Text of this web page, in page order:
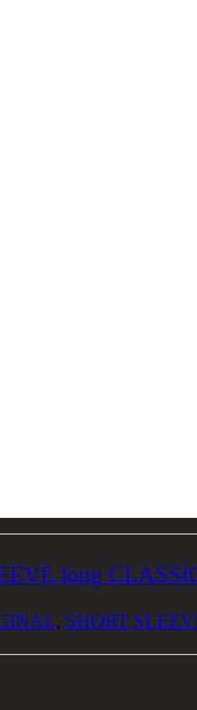
long
, SHORT